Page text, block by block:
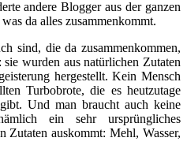
andere Blogger aus der ganzen
da alles zusammenkommt.
sind, die da zusammenkommen,
wurden aus natürlichen Zutaten
hergestellt. Kein Mensch
Turbobrote, die es heutzutage
Und man braucht auch keine
ein sehr ursprüngliches
Zutaten auskommt: Mehl, Wasser,